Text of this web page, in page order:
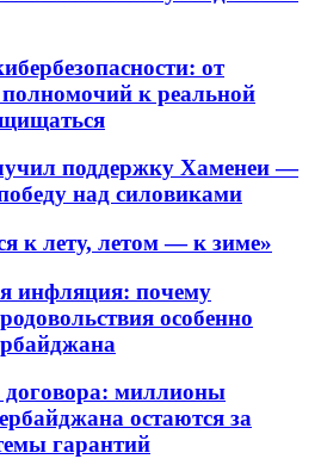
от
полномочий к реальной
поддержку Хаменеи —
над силовиками
к лету, летом — к зиме»
инфляция: почему
особенно
договора: миллионы
остаются за
гарантий